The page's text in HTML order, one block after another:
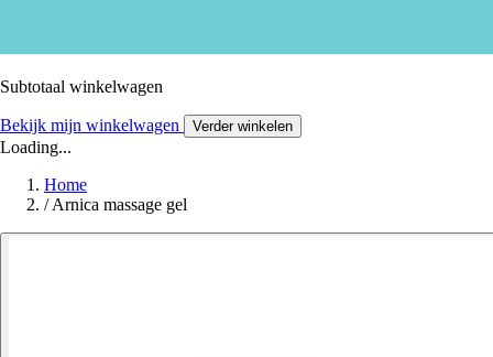
Subtotaal winkelwagen
Bekijk mijn winkelwagen Verder winkelen
Loading...
Home
/ Arnica massage gel